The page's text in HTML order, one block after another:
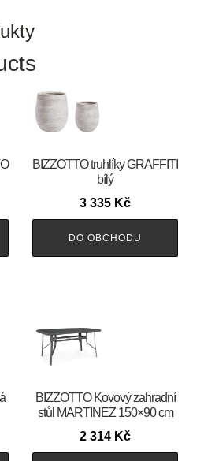
BIZZOTTO truhlíky GRAFFITI
bílý
3 335 Kč
DO OBCHODU
BIZZOTTO Kovový zahradní
stůl MARTINEZ 150×90 cm
2 314 Kč